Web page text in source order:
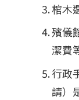
棺木
殯儀
潔費
行政
請）